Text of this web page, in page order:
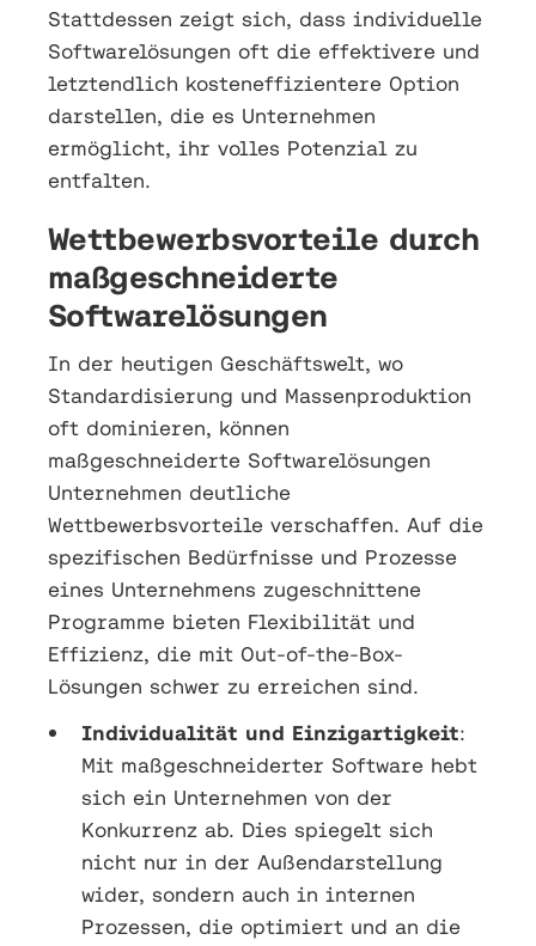
Stattdessen zeigt sich, dass individuelle
Softwarelösungen oft die effektivere und
letztendlich kosteneffizientere Option
darstellen, die es Unternehmen
ermöglicht, ihr volles Potenzial zu
entfalten.
Wettbewerbsvorteile durch
maßgeschneiderte
Softwarelösungen
In der heutigen Geschäftswelt, wo
Standardisierung und Massenproduktion
oft dominieren, können
maßgeschneiderte Softwarelösungen
Unternehmen deutliche
Wettbewerbsvorteile verschaffen. Auf die
spezifischen Bedürfnisse und Prozesse
eines Unternehmens zugeschnittene
Programme bieten Flexibilität und
Effizienz, die mit Out-of-the-Box-
Lösungen schwer zu erreichen sind.
Individualität und Einzigartigkeit:
Mit maßgeschneiderter Software hebt
sich ein Unternehmen von der
Konkurrenz ab. Dies spiegelt sich
nicht nur in der Außendarstellung
wider, sondern auch in internen
Prozessen, die optimiert und an die